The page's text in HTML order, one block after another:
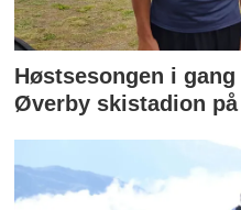
Høstsesongen i
Øverby skistadion